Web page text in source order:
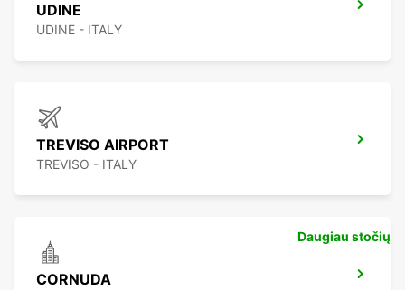
UDINE
UDINE - ITALY
TREVISO AIRPORT
TREVISO - ITALY
CORNUDA
Daugiau stočių